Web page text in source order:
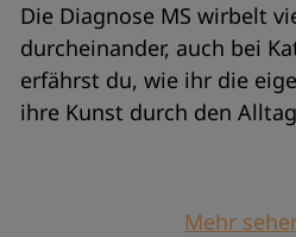
Die Diagnose MS wirbelt
durcheinander, auch bei
erfährst du, wie ihr die
ihre Kunst durch den
Mehr